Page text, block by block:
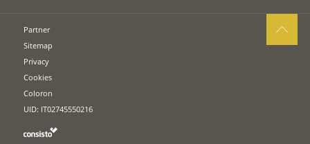
Partner
Sitemap
Privacy
Cookies
Coloron
UID: IT02745550216